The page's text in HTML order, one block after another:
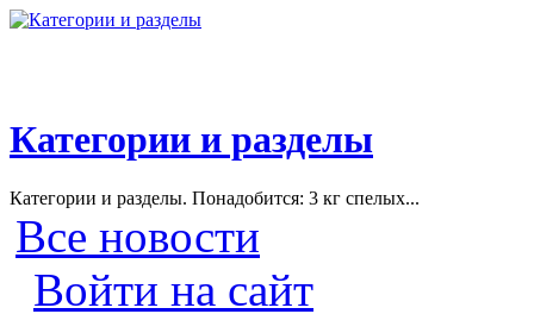
Категории и разделы
Категории и разделы. Понадобится: 3 кг спелых...
Все новости
Войти на сайт